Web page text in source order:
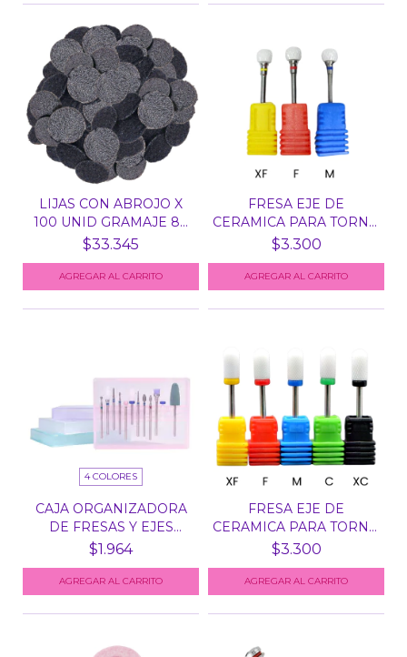
LIJAS CON ABROJO X
100 UNID GRAMAJE 80
-...
$33.345
FRESA EJE DE
CERAMICA PARA TORNO
N° 3 -...
$3.300
AGREGAR AL CARRITO
4 COLORES
CAJA ORGANIZADORA
DE FRESAS Y EJES
PARA...
$1.964
AGREGAR AL CARRITO
FRESA EJE DE
CERAMICA PARA TORNO
N° 2 -...
$3.300
AGREGAR AL CARRITO